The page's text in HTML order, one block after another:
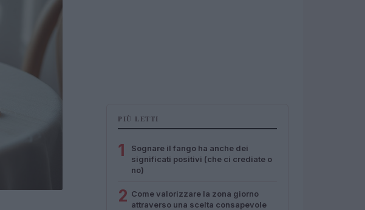
PIÙ LETTI
1
Sognare il fango ha anche dei
significati positivi (che ci crediate o
no)
2 Come valorizzare la zona giorno
attraverso una scelta consapevole